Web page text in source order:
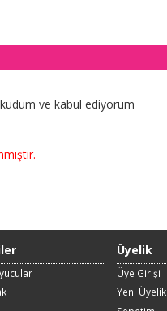
ve kabul ediyorum
Üyelik
Üye Girişi
Yeni Üyelik